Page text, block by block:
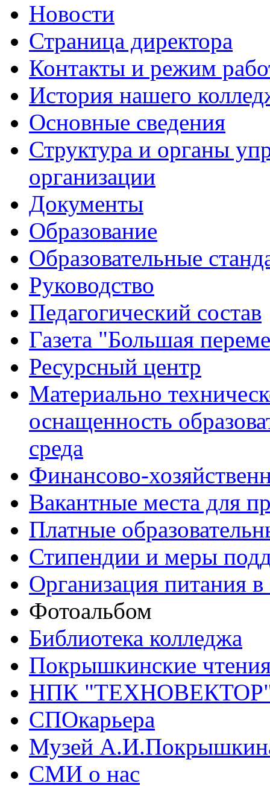
Новости
Страница директора
Контакты и режим
История нашего
Основные сведения
Структура и органы
организации
Документы
Образование
Образовательные
Руководство
Педагогический состав
Газета "Большая
Ресурсный центр
Материально
оснащенность
среда
Финансово-
Вакантные места для
Платные
Стипендии и меры
Организация питания в
Фотоальбом
Библиотека колледжа
Покрышкинские
НПК
СПОкарьера
Музей
СМИ о нас